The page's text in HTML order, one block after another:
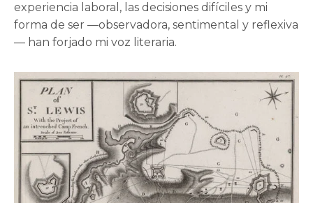
experiencia laboral, las decisiones difíciles y mi
forma de ser —observadora, sentimental y reflexiva
— han forjado mi voz literaria.